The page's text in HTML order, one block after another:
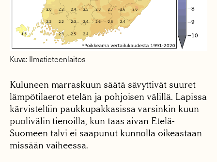
Kuva: Ilmatieteenlaitos
Kuluneen marraskuun säätä sävyttivät suuret
lämpötilaerot etelän ja pohjoisen välillä. Lapissa
kärvisteltiin paukkupakkasissa varsinkin kuun
puolivälin tienoilla, kun taas aivan Etelä-
Suomeen talvi ei saapunut kunnolla oikeastaan
missään vaiheessa.